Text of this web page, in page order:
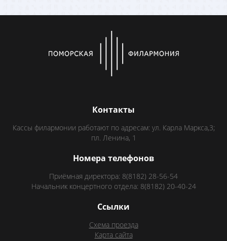
Контакты
Кассы филармонии работают по адресам: ул. Карла Маркса,3;
пл. Ленина, 1
Номера телефонов
Приёмная директора: 8(8182) 28-56-54
Начальник концертного отдела: 8(8182) 20-40-24
Ссылки
Схема проезда
Карта сайта